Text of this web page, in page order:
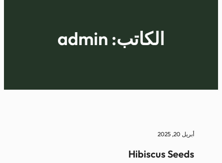
الكاتب: admin
أبريل 20, 2025
Hibiscus Seeds